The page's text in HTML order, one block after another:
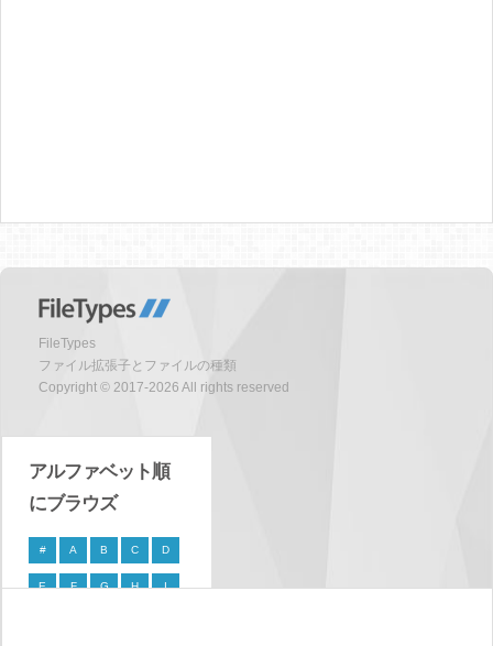
FileTypes
ファイル拡張子とファイルの種類
Copyright © 2017-2026 All rights reserved
アルファベット順
にブラウズ
# A B C D
E F G H I